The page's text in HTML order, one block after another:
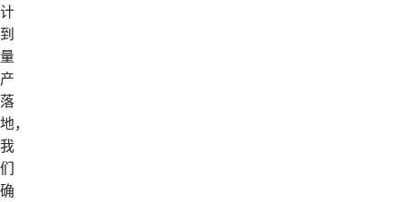
计
到
量
产
落
地，
我
们
确